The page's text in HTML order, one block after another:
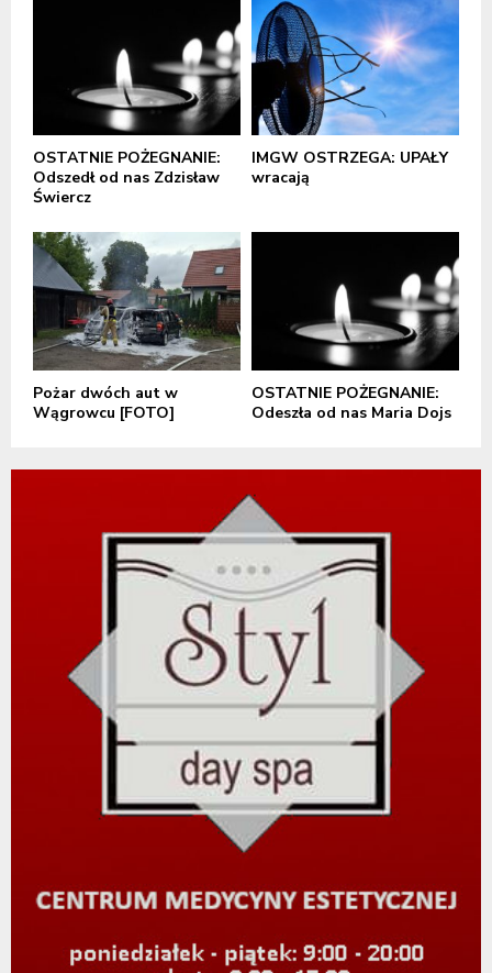
OSTATNIE POŻEGNANIE:
Odszedł od nas Zdzisław
Świercz
IMGW OSTRZEGA: UPAŁY
wracają
Pożar dwóch aut w
Wągrowcu [FOTO]
OSTATNIE POŻEGNANIE:
Odeszła od nas Maria Dojs